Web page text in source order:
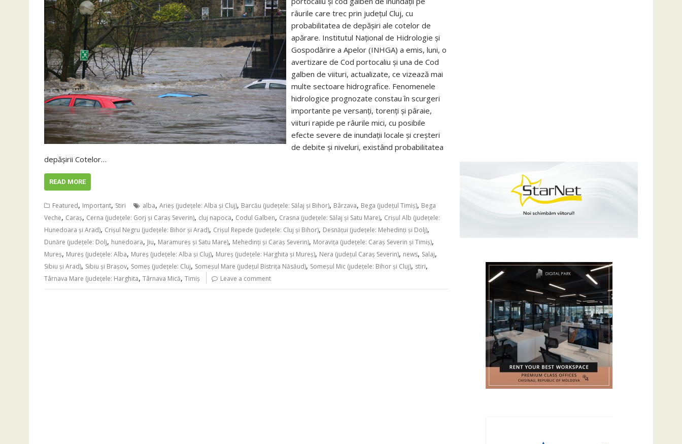
râurile care trec prin județul Cluj, cu
probabilitatea de depășiri ale cotelor de
apărare. Institutul Naţional de Hidrologie şi
Gospodărire a Apelor (INHGA) a emis, luni, o
avertizare de Cod portocaliu şi una de Cod
galben de viituri, actualizate, ce vizează mai
multe sectoare hidrografice. Fenomenele
hidrologice prognozate constau în scurgeri
importante pe versanţi, torenţi şi pâraie,
viituri rapide pe râurile mici, cu posibile
efecte severe de inundaţii locale şi creşteri
de debite şi niveluri, existând probabilitatea
depăşirii Cotelor…
READ MORE
Featured, Important, Stiri alba, Arieş (judeţele: Alba şi Cluj), Barcău (judeţele: Sălaj şi Bihor), Bârzava, Bega (judeţul Timiş), Bega
Veche, Caraş, Cerna (judeţele: Gorj şi Caraş Severin), cluj napoca, Codul Galben, Crasna (judeţele: Sălaj şi Satu Mare), Crişul Alb (judeţele:
Hunedoara şi Arad), Crişul Negru (judeţele: Bihor şi Arad), Crişul Repede (judeţele: Cluj şi Bihor), Desnăţui (judeţele: Mehedinţi şi Dolj),
Dunăre (judeţele: Dolj, hunedoara, Jiu, Maramureş şi Satu Mare), Mehedinţi şi Caraş Severin), Moraviţa (judeţele: Caraş Severin şi Timiş),
Mureş, Mureş (judeţele: Alba, Mureş (judeţele: Alba şi Cluj), Mureş (judeţele: Harghita şi Mureş), Nera (judeţul Caraş Severin), news, Salaj,
Sibiu şi Arad), Sibiu şi Braşov, Someş (judeţele: Cluj, Someşul Mare (judeţul Bistriţa Năsăud), Someşul Mic (judeţele: Bihor şi Cluj), stiri,
Târnava Mare (judeţele: Harghita, Târnava Mică, Timiș Leave a comment